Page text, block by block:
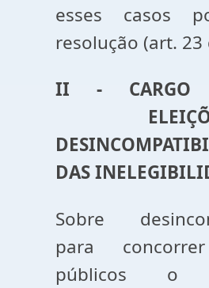
esses casos
resolução (art. 23
II - CARGO
DAS
Sobre
para
públicos o